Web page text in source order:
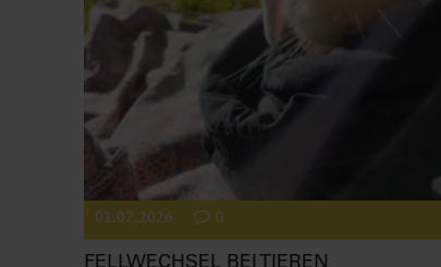
01.07.2026 0
FELLWECHSEL BEI TIEREN